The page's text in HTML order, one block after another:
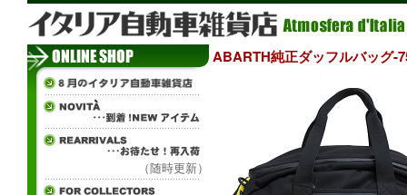
（随時更新）
ABARTH純正ダッフルバッグ-